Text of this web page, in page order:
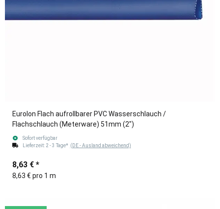
Eurolon Flach aufrollbarer PVC Wasserschlauch /
Flachschlauch (Meterware) 51mm (2")
Sofort verfügbar
Lieferzeit: 2 - 3 Tage* (DE - Ausland abweichend)
8,63 € *
8,63 € pro 1 m